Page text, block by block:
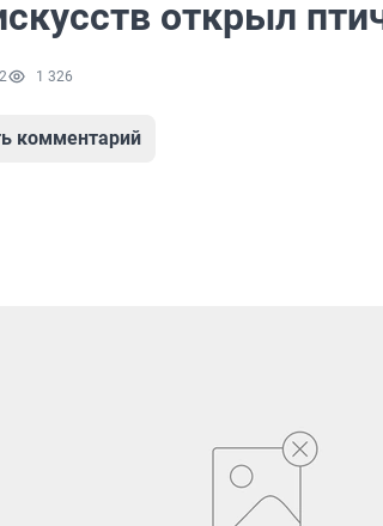
открыл
1 326
комментарий